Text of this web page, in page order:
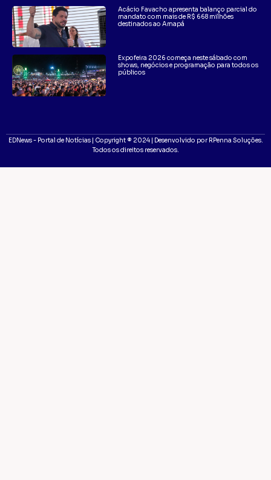
Acácio Favacho apresenta balanço parcial do
mandato com mais de R$ 668 milhões
destinados ao Amapá
Expofeira 2026 começa neste sábado com
shows, negócios e programação para todos os
públicos
EDNews - Portal de Notícias | Copyright ® 2024 | Desenvolvido por RPenna Soluções.
Todos os direitos reservados.